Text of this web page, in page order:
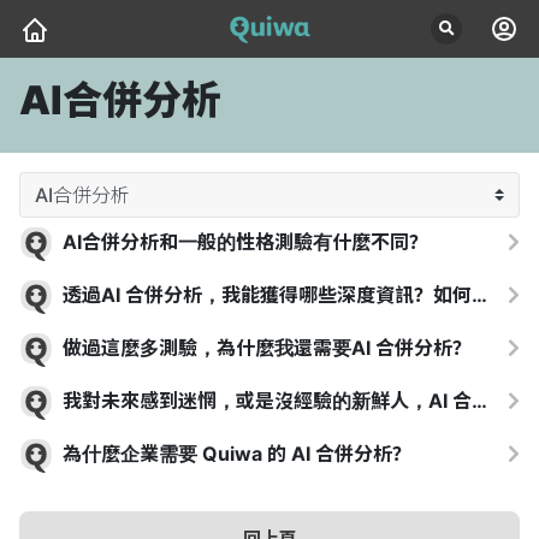
AI合併分析
AI合併分析和一般的性格測驗有什麼不同？ 
透過AI 合併分析，我能獲得哪些深度資訊？如何幫我找到理想工作？ 
做過這麼多測驗，為什麼我還需要AI 合併分析？ 
我對未來感到迷惘，或是沒經驗的新鮮人，AI 合併分析能如何幫我定位方向？ 
為什麼企業需要 Quiwa 的 AI 合併分析？ 